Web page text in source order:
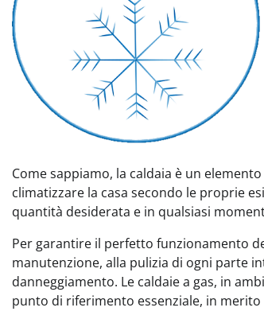
Come sappiamo, la caldaia è un
climatizzare la casa secondo le proprie
quantità desiderata e in qualsiasi
Per garantire il perfetto funzionamento
manutenzione, alla pulizia di ogni parte
danneggiamento. Le caldaie a gas, in
punto di riferimento essenziale, in merito